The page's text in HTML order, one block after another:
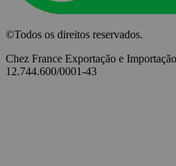
©Todos os direitos reservados.
Chez France Exportação e
12.744.600/0001-43